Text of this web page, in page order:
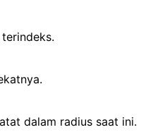
dalam radius saat ini.